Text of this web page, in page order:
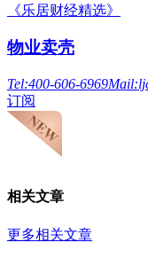
《乐居财经精选》
物业卖壳
Tel:400-606-6969Mail:
订阅
相关文章
更多相关文章